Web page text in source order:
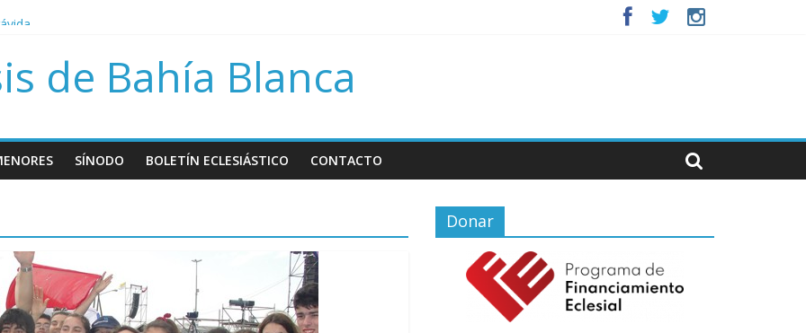
del día del niño por nacer
de Bahía Blanca
SÍNODO BOLETÍN ECLESIÁSTICO CONTACTO
Donar